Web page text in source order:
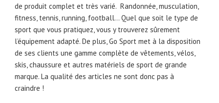
de produit complet et très varié. Randonnée, musculation,
fitness, tennis, running, football… Quel que soit le type de
sport que vous pratiquez, vous y trouverez sûrement
l’équipement adapté. De plus, Go Sport met à la disposition
de ses clients une gamme complète de vêtements, vélos,
skis, chaussure et autres matériels de sport de grande
marque. La qualité des articles ne sont donc pas à
craindre !